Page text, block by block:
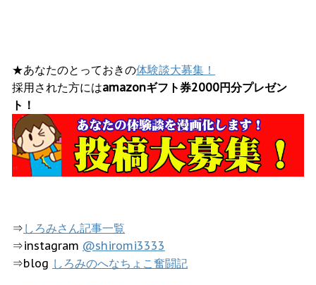
★あなたのとっておきの体験談大募集！
採用された方にはamazonギフト券2000円分プレゼン
ト！
⇒ しろみさん記事一覧
⇒instagram @shiromi3333
⇒blog しろみのへなちょこ奮闘記